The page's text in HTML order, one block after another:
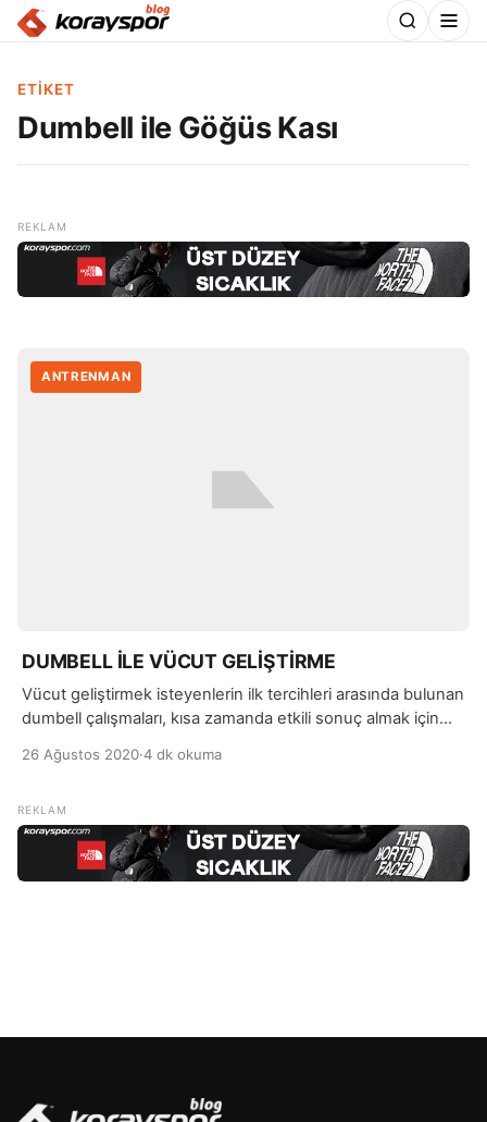
ETIKET
Dumbell ile Göğüs Kası
ANTRENMAN
DUMBELL İLE VÜCUT GELİŞTİRME
Vücut geliştirmek isteyenlerin ilk tercihleri arasında bulunan
dumbell çalışmaları, kısa zamanda etkili sonuç almak için
karın kaslarının aktif bir şekilde çalışmasına destek olarak
26 Ağustos 2020·4 dk okuma